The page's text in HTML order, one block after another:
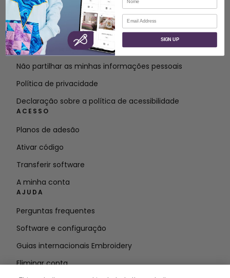
Sobre a SVP Worldwide
Contacto
Termos do serviço
Não partilhar as minhas informações pessoais
Política de privacidade
Declaração sobre a política de acessibilidade
ACESSO
Planos de adesão
Ativar código
Transferir software
A minha conta
AJUDA
Perguntas frequentes
Software e configuração
Guias internacionais Embroidery
Eliminar conta
Correio eletrónico
SIGN UP